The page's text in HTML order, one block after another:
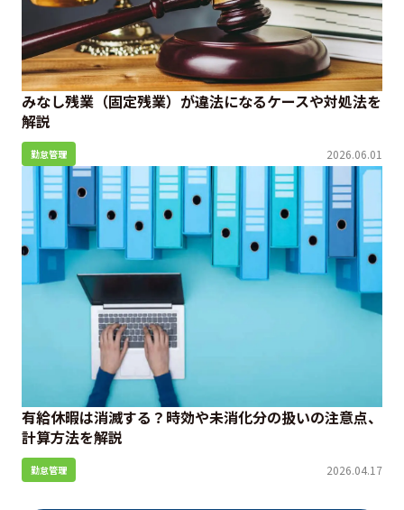
みなし残業（固定残業）が違法になるケースや対処法を
解説
勤怠管理 2026.06.01
有給休暇は消滅する？時効や未消化分の扱いの注意点、
計算方法を解説
勤怠管理 2026.04.17